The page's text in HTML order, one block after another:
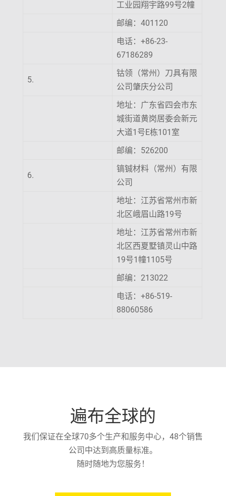
工业园翔宇路99号2幢
邮编：401120
电话：+86-23-
67186289
5.
钴领（常州）刀具有限
公司肇庆分公司
地址：广东省四会市东
城街道黄岗居委会新元
大道1号E栋101室
邮编：526200
6.
镐铖材料（常州）有限
公司
地址：江苏省常州市新
北区峨眉山路19号
地址：江苏省常州市新
北区西夏墅镇灵山中路
19号1幢1105号
邮编：213022
电话：+86-519-
88060586
遍布全球的
我们保证在全球70多个生产和服务中心，48个销售
公司中达到高质量标准。
随时随地为您服务！